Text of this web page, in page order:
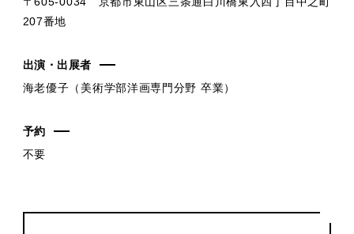
207番地
出演・出展者
海老優子（美術学部洋画専門分野 卒業）
予約
不要